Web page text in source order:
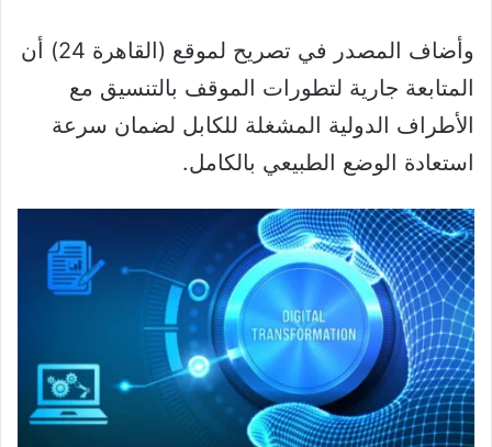
وأضاف المصدر في تصريح لموقع (القاهرة 24) أن
المتابعة جارية لتطورات الموقف بالتنسيق مع
الأطراف الدولية المشغلة للكابل لضمان سرعة
استعادة الوضع الطبيعي بالكامل.